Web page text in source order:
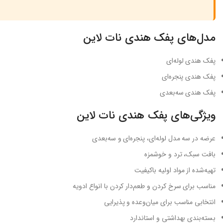
مدل‌های پفک هندی نات لاین
پفک هندی لوله‌ای
پفک هندی پنجره‌ای
پفک هندی سه‌بعدی
ویژگی‌های پفک هندی نات لاین
عرضه در سه مدل لوله‌ای، پنجره‌ای و سه‌بعدی
بافت سبک، ترد و خوشمزه
تهیه‌شده از مواد اولیه باکیفیت
مناسب برای سرخ کردن و طعم‌دار کردن با انواع ادویه
انتخابی مناسب برای میان‌وعده و پذیرایی
بسته‌بندی بهداشتی و استاندارد